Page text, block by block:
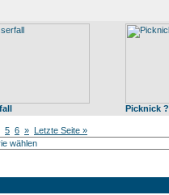
Picknick ?
5 6 » Letzte Seite »